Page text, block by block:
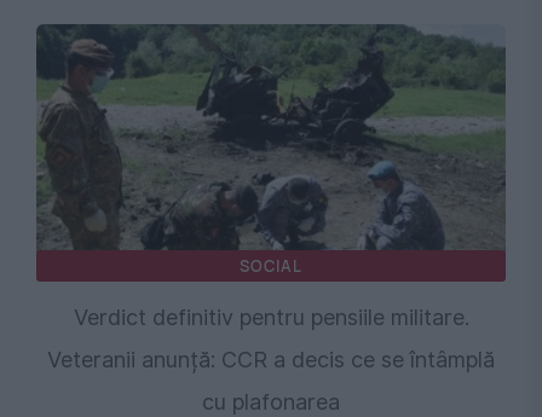
SOCIAL
Verdict definitiv pentru pensiile militare.
Veteranii anunță: CCR a decis ce se întâmplă
cu plafonarea